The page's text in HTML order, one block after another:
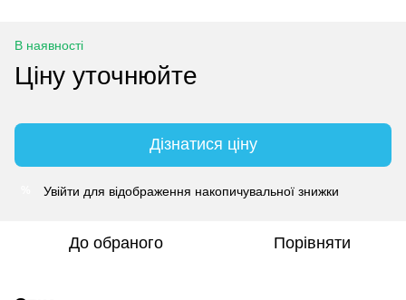
В наявності
Ціну уточнюйте
Дізнатися ціну
Увійти для відображення накопичувальної знижки
До обраного Порівняти